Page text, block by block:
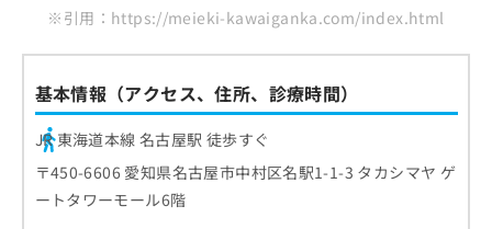
※引用：https://meieki-kawaiganka.com/index.html
基本情報（アクセス、住所、診療時間）
JR 東海道本線 名古屋駅 徒歩すぐ
〒450-6606 愛知県名古屋市中村区名駅1-1-3 タカシマヤ ゲ
ートタワーモール6階